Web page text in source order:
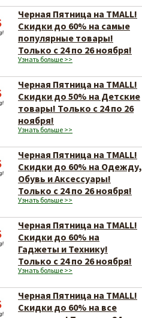
Черная Пятница на TMALL!
Скидки до 60% на самые
популярные товары!
Только с 24 по 26 ноября!
Узнать больше >>
Черная Пятница на TMALL!
Скидки до 50% на Детские
товары! Только с 24 по 26
ноября!
Узнать больше >>
Черная Пятница на TMALL!
Скидки до 60% на Одежду,
Обувь и Аксессуары!
Только с 24 по 26 ноября!
Узнать больше >>
Черная Пятница на TMALL!
Скидки до 60% на
Гаджеты и Технику!
Только с 24 по 26 ноября!
Узнать больше >>
Черная Пятница на TMALL!
Скидки до 60% на все